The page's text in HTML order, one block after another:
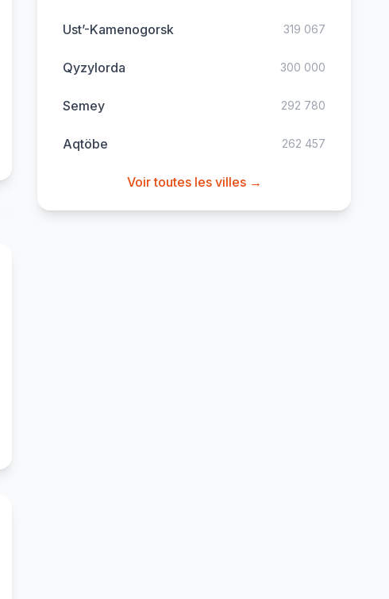
Ust’-Kamenogorsk 319 067
Qyzylorda 300 000
Semey 292 780
Aqtöbe 262 457
Voir toutes les villes →